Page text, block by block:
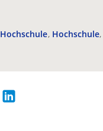
Hochschule Hochschule